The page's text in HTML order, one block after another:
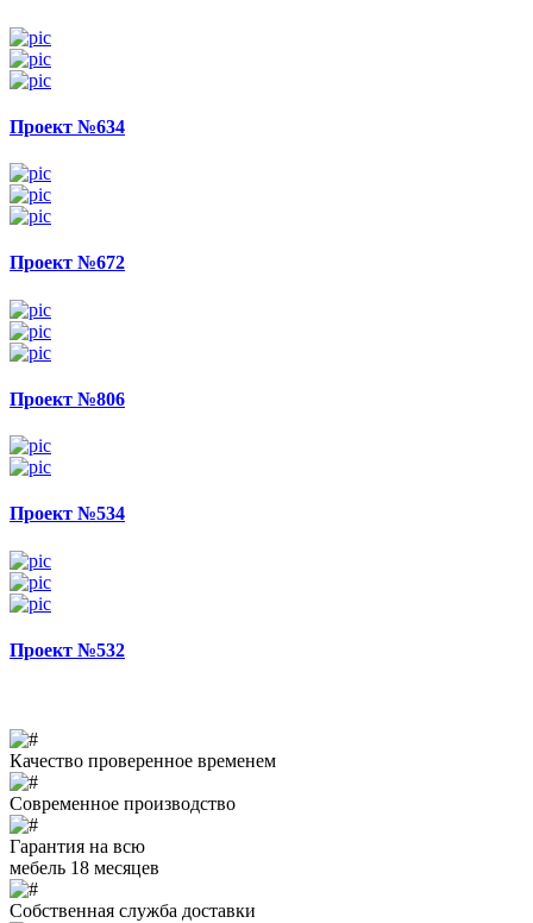
Проект №634
Проект №672
Проект №806
Проект №534
Проект №532
Качество проверенное временем
Современное производство
Гарантия на всю
мебель 18 месяцев
Собственная служба доставки